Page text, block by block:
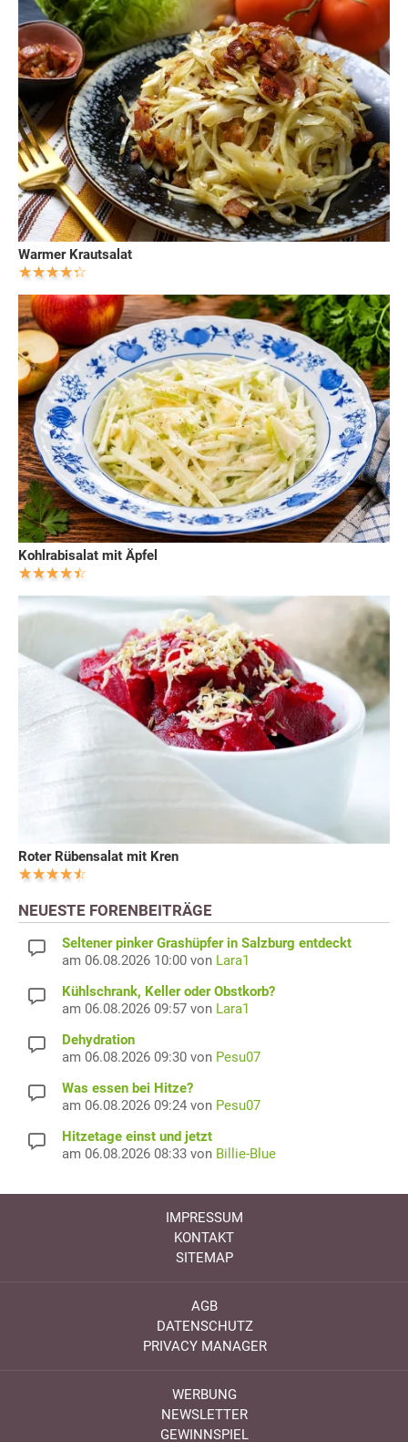
Warmer Krautsalat
Kohlrabisalat mit Äpfel
Roter Rübensalat mit Kren
NEUESTE FORENBEITRÄGE
Seltener pinker Grashüpfer in Salzburg entdeckt
am 06.08.2026 10:00 von Lara1
Kühlschrank, Keller oder Obstkorb?
am 06.08.2026 09:57 von Lara1
Dehydration
am 06.08.2026 09:30 von Pesu07
Was essen bei Hitze?
am 06.08.2026 09:24 von Pesu07
Hitzetage einst und jetzt
am 06.08.2026 08:33 von Billie-Blue
IMPRESSUM
KONTAKT
SITEMAP
AGB
DATENSCHUTZ
PRIVACY MANAGER
WERBUNG
NEWSLETTER
GEWINNSPIEL